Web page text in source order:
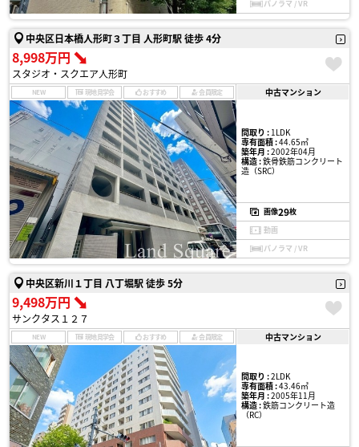
パノラマ / VR
中央区日本橋人形町３丁目 人形町駅 徒歩 4分
8,998万円
スタジオ・スクエア人形町
NEW 現地見学会 おすすめ 会員限定 中古マンション
間取り :1LDK
専有面積 :44.65㎡
築年月 :2002年04月
構造 :鉄骨鉄筋コンクリート
造（SRC）
画像29枚
動画
パノラマ / VR
中央区新川１丁目 八丁堀駅 徒歩 5分
9,498万円
サンクタス１２７
NEW 現地見学会 おすすめ 会員限定 中古マンション
間取り :2LDK
専有面積 :43.46㎡
築年月 :2005年11月
構造 :鉄筋コンクリート造
（RC）